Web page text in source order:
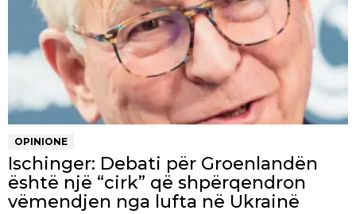
OPINIONE
Ischinger: Debati për Groenlandën
është një “cirk” që shpërqendron
vëmendjen nga lufta në Ukrainë